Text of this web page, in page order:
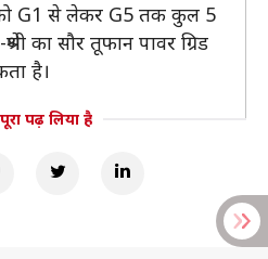
को G1 से लेकर G5 तक कुल 5
का सौर तूफान पावर ग्रिड
है।
पढ़ लिया है